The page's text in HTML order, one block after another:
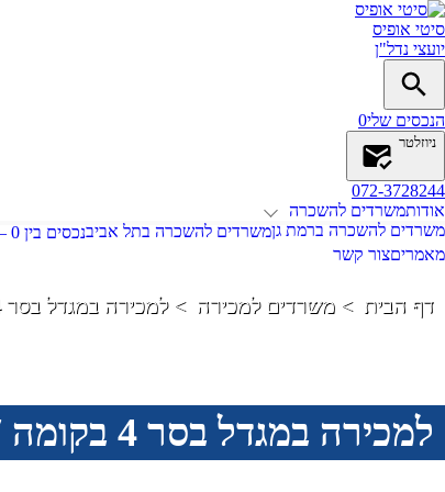
סיטי אופיס
יועצי נדל"ן
הנכסים שלי0
ניוזלטר
072-3728244
אודותמשרדים להשכרה
משרדים להשכרה ברמת גןמשרדים להשכרה בתל אביבנכסים בין 0 – 200 מ"ר
מאמריםצור קשר
למכירה במגדל בסר 4 בקומה 27
דף הבית משרדים למכירה למכירה במגדל בסר 4 בקומה 27